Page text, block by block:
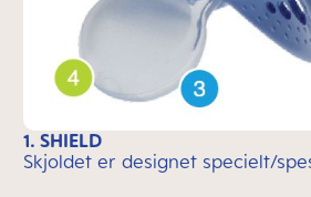
1. SHIELD
Skjoldet er designet specielt/